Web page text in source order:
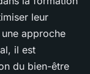
leur
approche
il est
du bien-être